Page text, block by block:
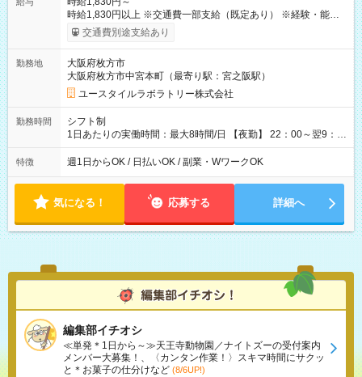
時給1,830円以上 ※交通費一部支給（既定あり） ※経験・能力を
考慮して決定します 【収入例】 週1回勤務の場合：1,830円×8時
間×4回=5万8,560円 週3回勤務の場合：1,830円×8時間×12回
月 ※ 雇用形態と給与に、本採用時と異なる部分があります。 雇
用形態：本採用時と同じです。 給与：時給 1,610円以上
交通費別途支給あり
勤務地
大阪府枚方市
大阪府枚方市中宮本町（最寄り駅：宮之阪駅）
ユースタイルラボラトリー株式会社
勤務時間
シフト制
1日あたりの実働時間：最大8時間/日 【夜勤】 22：00～翌9：
00 ※週1日～OK ／ 夜勤専従 ＊＊ 勤務時間例 ＊＊ ■22時か
ら翌7時 ■23時から翌8時 ■24時から翌9時 など ※上記の時間
ます。 ※曜日固定（毎週同じ曜日での勤務となります）
特徴 週1日からOK / 日払いOK / 副業・WワークOK
気になる！ 応募する 詳細へ
編集部イチオシ
≪単発＊1日から～≫天王寺動物園／ナイトズーの受付案内
メンバー大募集！、〈カンタン作業！〉スキマ時間にサクッ
と＊お菓子の仕分けなど (8/6UP!)